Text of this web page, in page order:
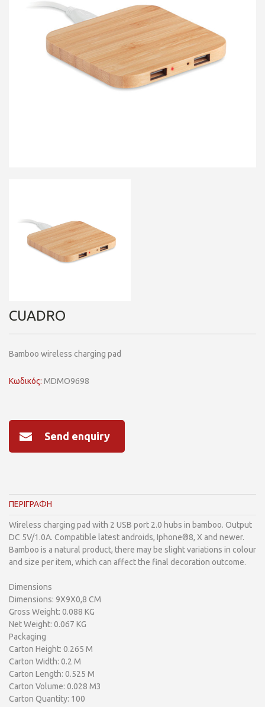
CUADRO
Bamboo wireless charging pad
Κωδικός: MDMO9698
Send enquiry
ΠΕΡΙΓΡΑΦΗ
Wireless charging pad with 2 USB port 2.0 hubs in bamboo. Output
DC 5V/1.0A. Compatible latest androids, Iphone®8, X and newer.
Bamboo is a natural product, there may be slight variations in colour
and size per item, which can affect the final decoration outcome.
Dimensions
Dimensions: 9X9X0,8 CM
Gross Weight: 0.088 KG
Net Weight: 0.067 KG
Packaging
Carton Height: 0.265 M
Carton Width: 0.2 M
Carton Length: 0.525 M
Carton Volume: 0.028 M3
Carton Quantity: 100